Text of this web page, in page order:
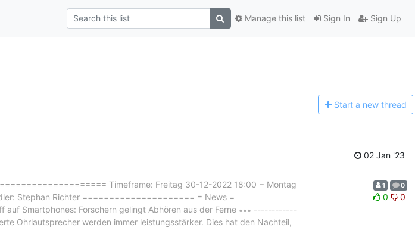
Sign In Sign Up
Manage this list
Start a new thread
02 Jan '23
Timeframe: Freitag 30-12-2022 18:00 − Montag
Stephan Richter ===================== = News =
Smartphones: Forschern gelingt Abhören aus der Ferne ∗∗∗ ------------
werden immer leistungsstärker. Dies hat den Nachteil,
1 0
0 0